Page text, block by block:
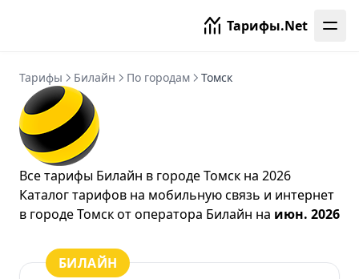
Тарифы.Net
Тарифы Билайн По городам Томск
Все тарифы Билайн в городе Томск на 2026
Каталог тарифов на мобильную связь и интернет
в городе Томск отоператора Билайн на июн. 2026
БИЛАЙН